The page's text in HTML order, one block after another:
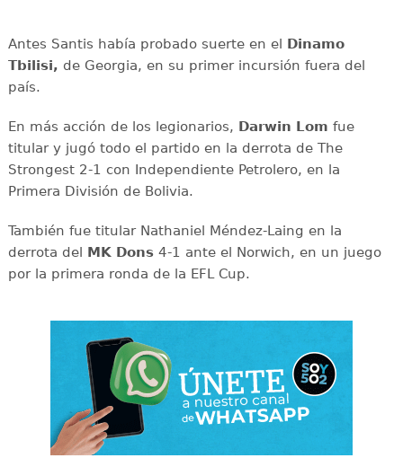
Antes Santis había probado suerte en el Dinamo
Tbilisi, de Georgia, en su primer incursión fuera del
país.
En más acción de los legionarios, Darwin Lom fue
titular y jugó todo el partido en la derrota de The
Strongest 2-1 con Independiente Petrolero, en la
Primera División de Bolivia.
También fue titular Nathaniel Méndez-Laing en la
derrota del MK Dons4-1 ante el Norwich, en un juego
por la primera ronda de la EFL Cup.